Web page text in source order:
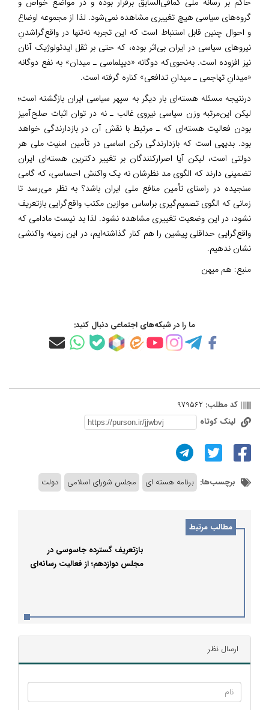
گروه‌های سیاسی هیچ تغییری مشاهده نمی‌شود. لذا از مجموعه اوضاع
و احوال چنین قابل استنباط است که این تجربه نه‌تنها در واقع‌گراشدنِ
نیروهای سیاسی در ایران بی‌اثر بوده، که حتی بر ثقل ایدئولوژیک آنان
نیز افزوده است. به‌نحوی‌که دوگانه «دیپلماسی ـ میدان» به نفع دوگانه
«میدانِ تهاجمی ـ میدانِ تدافعی» کناره گرفته است.
درنتیجه مسئله هسته‌ای بار دیگر به سپهر سیاسی ایران بازگشته است؛
لیکن این‌مرتبه وزن سیاسی نیروی غالب ـ نه در توان اثبات صلح‌آمیز
بودن فعالیت هسته‌ای که ـ مرتبط با نقش آن در بازدارندگی خواهد
بود. بدیهی است که بازدارندگی رکن اساسی در تأمین امنیت ملی هر
دولتی است، لیکن آیا اصرارکنندگان بر تغییر دکترین هسته‌ای ایران
تضمینی دارند که الگوی مد نظرشان نه یک واکنش احساسی، که گامی
سنجیده در راستای تأمین منافع ملی ایران باشد؟ به نظر می‌رسد تا
زمانی که الگوی تصمیم‌گیری براساس موازین مکتب واقع‌گرایی بازتعریف
نشود، در این وضعیت تغییری مشاهده نشود. لذا بد نیست مادامی که
واقع‌گرایی حداقلی پیشین را هم کنار گذاشته‌ایم، در این زمینه واکنشی
نشان ندهیم.
منبع: هم میهن
ما را در شبکه‌های اجتماعی دنبال کنید:
کد مطلب: 979562
لینک کوتاه
برچسب‌ها: برنامه هسته ای مجلس شورای اسلامی دولت
مطالب مرتبط
بازتعریف گسترده جاسوسی در
مجلس دوازدهم؛ از فعالیت رسانه‌ای
ارسال نظر